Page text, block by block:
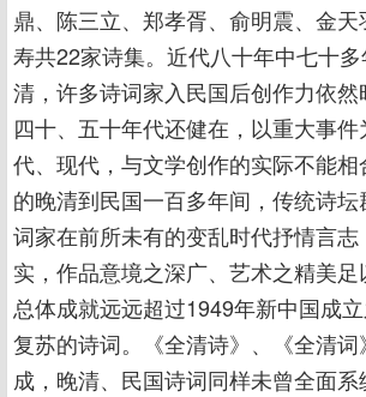
鼎、陈三立、郑孝胥、俞明震、金
寿共22家诗集。近代八十年中七十
清，许多诗词家入民国后创作力依
四十、五十年代还健在，以重大事
代、现代，与文学创作的实际不能
的晚清到民国一百多年间，传统诗坛
词家在前所未有的变乱时代抒情言
实，作品意境之深广、艺术之精美
总体成就远远超过1949年新中国成
复苏的诗词。《全清诗》、《全清
成，晚清、民国诗词同样未曾全面系